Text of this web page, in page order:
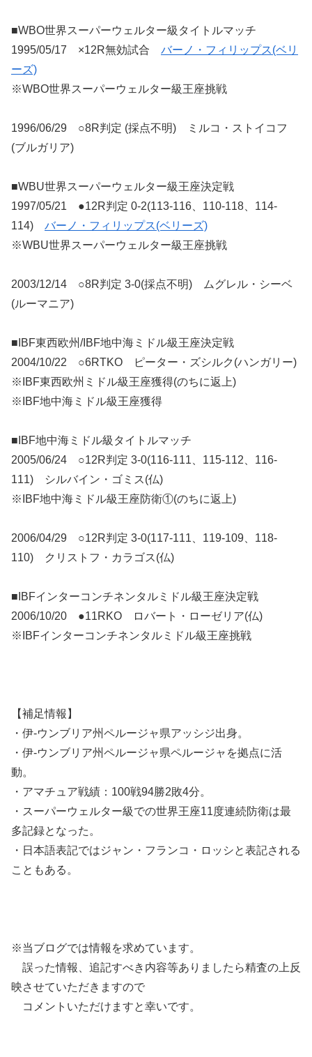
■WBO世界スーパーウェルター級タイトルマッチ
1995/05/17 ×12R無効試合 バーノ・フィリップス(ベリ
ーズ)
※WBO世界スーパーウェルター級王座挑戦
1996/06/29 ○8R判定 (採点不明) ミルコ・ストイコフ
(ブルガリア)
■WBU世界スーパーウェルター級王座決定戦
1997/05/21 ●12R判定 0-2(113-116、110-118、114-
114) バーノ・フィリップス(ベリーズ)
※WBU世界スーパーウェルター級王座挑戦
2003/12/14 ○8R判定 3-0(採点不明) ムグレル・シーベ
(ルーマニア)
■IBF東西欧州/IBF地中海ミドル級王座決定戦
2004/10/22 ○6RTKO ピーター・ズシルク(ハンガリー)
※IBF東西欧州ミドル級王座獲得(のちに返上)
※IBF地中海ミドル級王座獲得
■IBF地中海ミドル級タイトルマッチ
2005/06/24 ○12R判定 3-0(116-111、115-112、116-
111) シルバイン・ゴミス(仏)
※IBF地中海ミドル級王座防衛①(のちに返上)
2006/04/29 ○12R判定 3-0(117-111、119-109、118-
110) クリストフ・カラゴス(仏)
■IBFインターコンチネンタルミドル級王座決定戦
2006/10/20 ●11RKO ロバート・ローゼリア(仏)
※IBFインターコンチネンタルミドル級王座挑戦
【補足情報】
・伊-ウンブリア州ペルージャ県アッシジ出身。
・伊-ウンブリア州ペルージャ県ペルージャを拠点に活
動。
・アマチュア戦績：100戦94勝2敗4分。
・スーパーウェルター級での世界王座11度連続防衛は最
多記録となった。
・日本語表記ではジャン・フランコ・ロッシと表記される
こともある。
※当ブログでは情報を求めています。
誤った情報、追記すべき内容等ありましたら精査の上反
映させていただきますので
コメントいただけますと幸いです。